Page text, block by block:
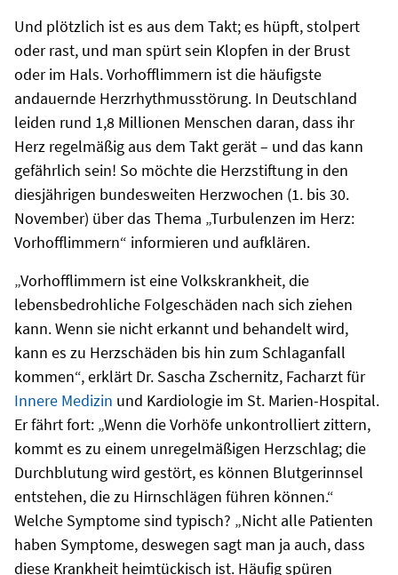
Und plötzlich ist es aus dem Takt; es hüpft, stolpert
oder rast, und man spürt sein Klopfen in der Brust
oder im Hals. Vorhofflimmern ist die häufigste
andauernde Herzrhythmusstörung. In Deutschland
leiden rund 1,8 Millionen Menschen daran, dass ihr
Herz regelmäßig aus dem Takt gerät – und das kann
gefährlich sein! So möchte die Herzstiftung in den
diesjährigen bundesweiten Herzwochen (1. bis 30.
November) über das Thema „Turbulenzen im Herz:
Vorhofflimmern“ informieren und aufklären.
„Vorhofflimmern ist eine Volkskrankheit, die
lebensbedrohliche Folgeschäden nach sich ziehen
kann. Wenn sie nicht erkannt und behandelt wird,
kann es zu Herzschäden bis hin zum Schlaganfall
kommen“, erklärt Dr. Sascha Zschernitz, Facharzt für
Innere Medizin und Kardiologie im St. Marien-Hospital.
Er fährt fort: „Wenn die Vorhöfe unkontrolliert zittern,
kommt es zu einem unregelmäßigen Herzschlag; die
Durchblutung wird gestört, es können Blutgerinnsel
entstehen, die zu Hirnschlägen führen können.“
Welche Symptome sind typisch? „Nicht alle Patienten
haben Symptome, deswegen sagt man ja auch, dass
diese Krankheit heimtückisch ist. Häufig spüren